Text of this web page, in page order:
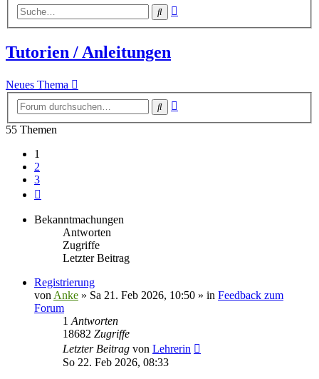
Suche
Tutorien / Anleitungen
Neues Thema
Suche
55 Themen
1
2
3
Bekanntmachungen
Antworten
Zugriffe
Letzter Beitrag
Registrierung
von Anke » Sa 21. Feb 2026, 10:50 » in Feedback zum
Forum
1 Antworten
18682 Zugriffe
Letzter Beitrag von Lehrerin
So 22. Feb 2026, 08:33